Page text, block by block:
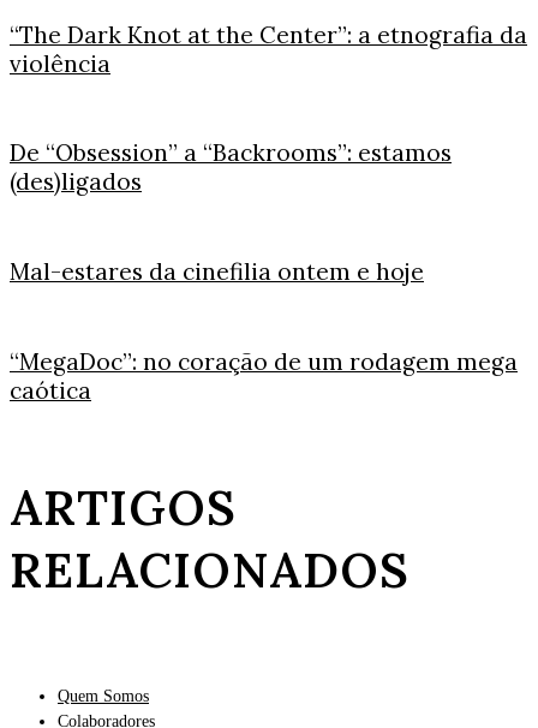
“The Dark Knot at the Center”: a etnografia da
violência
De “Obsession” a “Backrooms”: estamos
(des)ligados
Mal-estares da cinefilia ontem e hoje
“MegaDoc”: no coração de um rodagem mega
caótica
ARTIGOS
RELACIONADOS
Quem Somos
Colaboradores